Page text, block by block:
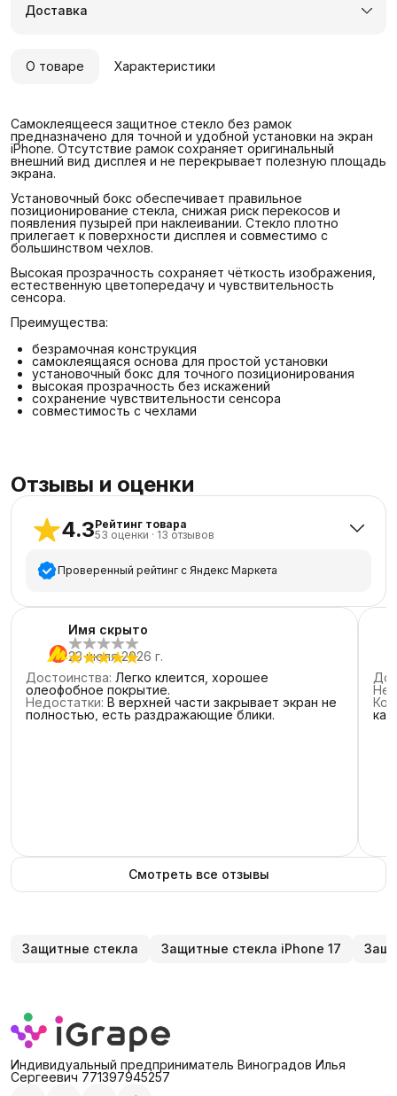
Доставка
О товаре Характеристики
Самоклеящееся защитное стекло без рамок
предназначено для точной и удобной установки на экран
iPhone. Отсутствие рамок сохраняет оригинальный
внешний вид дисплея и не перекрывает полезную площадь
экрана.
Установочный бокс обеспечивает правильное
позиционирование стекла, снижая риск перекосов и
появления пузырей при наклеивании. Стекло плотно
прилегает к поверхности дисплея и совместимо с
большинством чехлов.
Высокая прозрачность сохраняет чёткость изображения,
естественную цветопередачу и чувствительность
сенсора.
Преимущества:
безрамочная конструкция
самоклеящаяся основа для простой установки
установочный бокс для точного позиционирования
высокая прозрачность без искажений
сохранение чувствительности сенсора
совместимость с чехлами
Отзывы и оценки
4.3Рейтинг товара
53 оценки · 13 отзывов
Проверенный рейтинг с Яндекс Маркета
5 звёзд
39
звезды
звезды
2 звезды
1 звезда
Имя скрыто
23 июля 2026 г.
Достоинства: Легко клеится, хорошее
олеофобное покрытие.
Недостатки: В верхней части закрывает экран не
полностью, есть раздражающие блики.
Смотреть все отзывы
Защитные стекла Защитные стекла iPhone 17
Индивидуальный предприниматель Виноградов Илья
Сергеевич 771397945257